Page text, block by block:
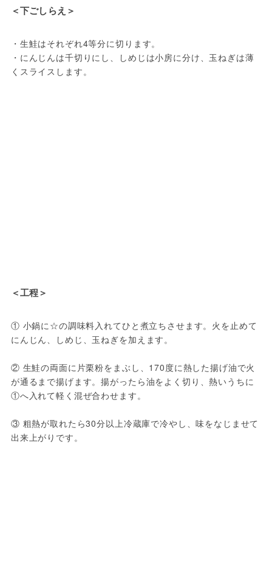
＜下ごしらえ＞
・生鮭はそれぞれ4等分に切ります。
・にんじんは千切りにし、しめじは小房に分け、玉ねぎは薄
くスライスします。
＜工程＞
① 小鍋に☆の調味料入れてひと煮立ちさせます。火を止めて
にんじん、しめじ、玉ねぎを加えます。
② 生鮭の両面に片栗粉をまぶし、170度に熱した揚げ油で火
が通るまで揚げます。揚がったら油をよく切り、熱いうちに
①へ入れて軽く混ぜ合わせます。
③ 粗熱が取れたら30分以上冷蔵庫で冷やし、味をなじませて
出来上がりです。